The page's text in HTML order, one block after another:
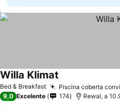
Bed & Breakfast Piscina coberta
Willa Klimat
9,0 Excelente 174 Rewal, a